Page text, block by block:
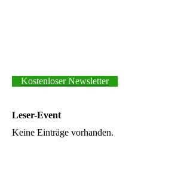
Kostenloser Newsletter
Leser-Event
Keine Einträge vorhanden.